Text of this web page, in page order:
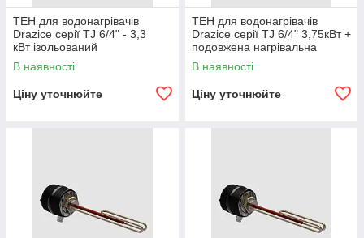
ТЕН для водонагрівачів
Drazice серії TJ 6/4" - 3,3
кВт ізольований
В наявності
Ціну уточнюйте
ТЕН для водонагрівачів
Drazice серії TJ 6/4" 3,75кВт +
подовжена нагрівальна
частина
В наявності
Ціну уточнюйте